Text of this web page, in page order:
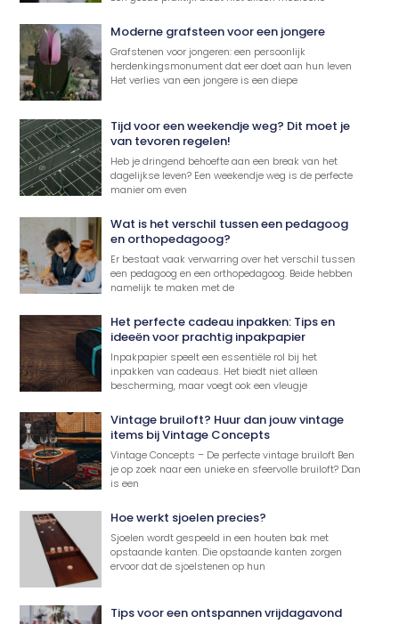
Moderne grafsteen voor een jongere
Grafstenen voor jongeren: een persoonlijk
herdenkingsmonument dat eer doet aan hun leven
Het verlies van een jongere is een diepe
Tijd voor een weekendje weg? Dit moet je
van tevoren regelen!
Heb je dringend behoefte aan een break van het
dagelijkse leven? Een weekendje weg is de perfecte
manier om even
Wat is het verschil tussen een pedagoog
en orthopedagoog?
Er bestaat vaak verwarring over het verschil tussen
een pedagoog en een orthopedagoog. Beide hebben
namelijk te maken met de
Het perfecte cadeau inpakken: Tips en
ideeën voor prachtig inpakpapier
Inpakpapier speelt een essentiële rol bij het
inpakken van cadeaus. Het biedt niet alleen
bescherming, maar voegt ook een vleugje
Vintage bruiloft? Huur dan jouw vintage
items bij Vintage Concepts
Vintage Concepts – De perfecte vintage bruiloft Ben
je op zoek naar een unieke en sfeervolle bruiloft? Dan
is een
Hoe werkt sjoelen precies?
Sjoelen wordt gespeeld in een houten bak met
opstaande kanten. Die opstaande kanten zorgen
ervoor dat de sjoelstenen op hun
Tips voor een ontspannen vrijdagavond